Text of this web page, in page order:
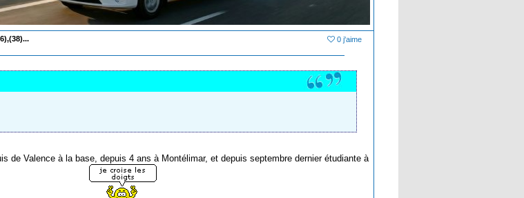
0 j'aime
de Valence à la base, depuis 4 ans à Montélimar, et depuis septembre dernier étudiante à